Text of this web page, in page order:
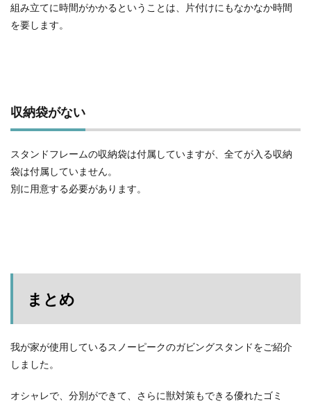
組み立てに時間がかかるということは、片付けにもなかなか時間
を要します。
収納袋がない
スタンドフレームの収納袋は付属していますが、全てが入る収納
袋は付属していません。
別に用意する必要があります。
まとめ
我が家が使用しているスノーピークのガビングスタンドをご紹介
しました。
オシャレで、分別ができて、さらに獣対策もできる優れたゴミ